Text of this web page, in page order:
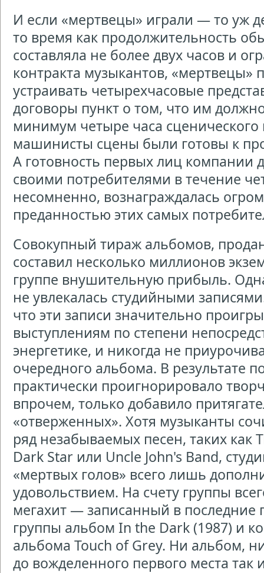
И если «мертвецы» играли — то уж
то время как продолжительность
составляла не более двух часов и
контракта музыкантов, «мертвецы»
устраивать четырехчасовые
договоры пункт о том, что им
минимум четыре часа
машинисты сцены были готовы к
А готовность первых лиц компании
своими потребителями в течение
несомненно, вознаграждалась
преданностью этих самых
Совокупный тираж альбомов,
составил несколько миллионов
группе внушительную прибыль.
не увлекалась студийными
что эти записи значительно
выступлениям по степени
энергетике, и никогда не
очередного альбома. В результате
практически проигнорировало
впрочем, только добавило
«отверженных». Хотя музыканты
ряд незабываемых песен, таких как
Dark Star или Uncle John's Band,
«мертвых голов» всего лишь
удовольствием. На счету группы
мегахит — записанный в последние
группы альбом In the Dark (1987) и
альбома Touch of Grey. Ни альбом,
до вожделенного первого места так